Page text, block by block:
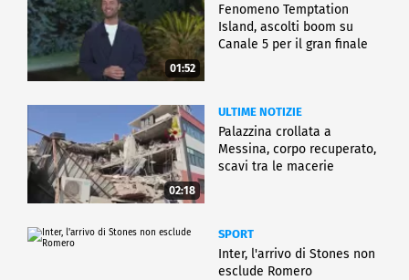
01:52
Fenomeno Temptation
Island, ascolti boom su
Canale 5 per il gran finale
02:18
ULTIME NOTIZIE
Palazzina crollata a
Messina, corpo recuperato,
scavi tra le macerie
SPORT
Inter, l'arrivo di Stones non
esclude Romero